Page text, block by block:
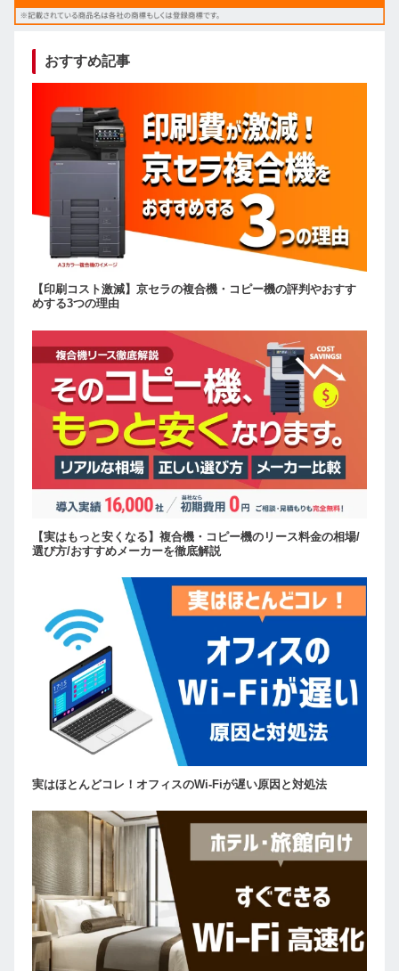
おすすめ記事
【印刷コスト激減】京セラの複合機・コピー機の評判やおすす
めする3つの理由
【実はもっと安くなる】複合機・コピー機のリース料金の相場/
選び方/おすすめメーカーを徹底解説
実はほとんどコレ！オフィスのWi-Fiが遅い原因と対処法